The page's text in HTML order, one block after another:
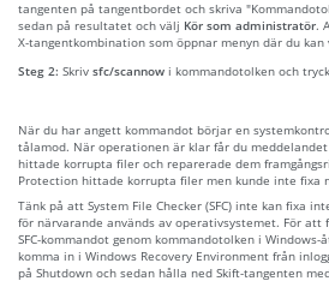
tangenten på tangentbordet och skriva
sedan på resultatet och välj Kör som administratör.
X-tangentkombination som öppnar menyn där du kan
Steg 2: Skriv sfc/scannow i kommandotolken och
När du har angett kommandot börjar en
tålamod. När operationen är klar får du meddelandet
hittade korrupta filer och reparerade dem
Protection hittade korrupta filer men kunde inte fixa
Tänk på att System File Checker (SFC) inte kan fixa
för närvarande används av operativsystemet. För att
SFC-kommandot genom kommandotolken i
komma in i Windows Recovery Environment från
på Shutdown och sedan hålla ned Skift-tangenten